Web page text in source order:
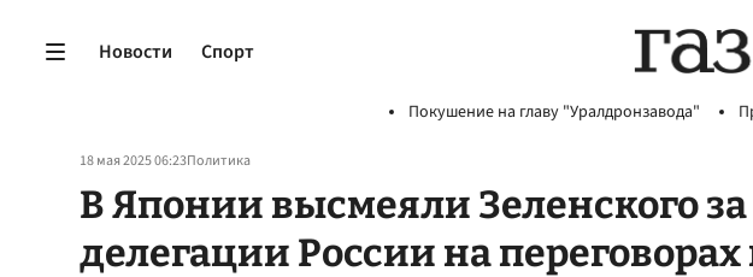
Новости Спорт
Покушение на главу "Уралдронзавода"
18 мая 2025 06:23Политика
В Японии высмеяли Зеленского
делегации России на переговорах